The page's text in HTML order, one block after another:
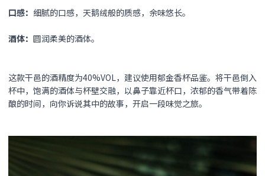
口感： 细腻的口感，天鹅绒般的质感，余味悠长。
酒体： 圆润柔美的酒体。
这款干邑的酒精度为40%VOL，建议使用郁金香杯品鉴。将干邑倒入
杯中，饱满的酒体与杯壁交融，以鼻子靠近杯口，浓郁的香气带着陈
酿的时间，向你诉说其中的故事，开启一段味觉之旅。